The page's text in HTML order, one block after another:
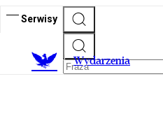
Serwisy
Wydarzenia